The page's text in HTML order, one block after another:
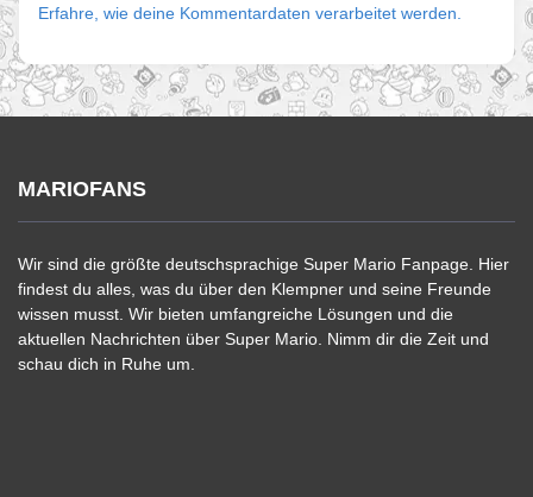
Erfahre, wie deine Kommentardaten verarbeitet werden.
MARIOFANS
Wir sind die größte deutschsprachige Super Mario Fanpage. Hier
findest du alles, was du über den Klempner und seine Freunde
wissen musst. Wir bieten umfangreiche Lösungen und die
aktuellen Nachrichten über Super Mario. Nimm dir die Zeit und
schau dich in Ruhe um.